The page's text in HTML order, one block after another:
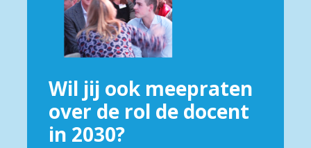
Wil jij ook meepraten
over de rol de docent
in 2030?